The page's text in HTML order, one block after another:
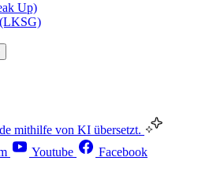
Up)
mithilfe von KI übersetzt.
Youtube Facebook